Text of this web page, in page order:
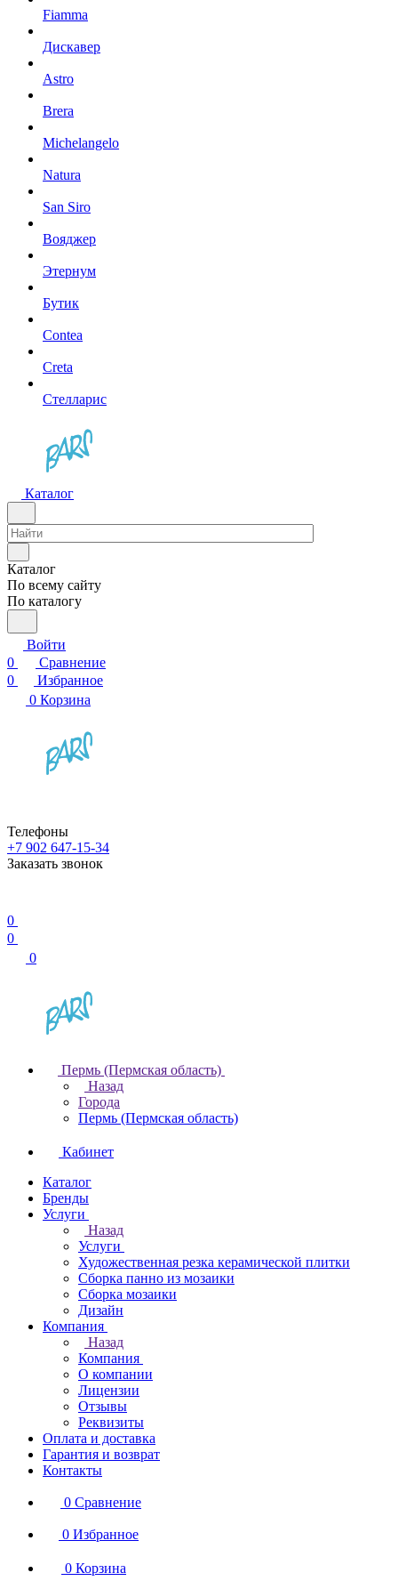
Fiamma
Дискавер
Astro
Brera
Michelangelo
Natura
San Siro
Вояджер
Этернум
Бутик
Contea
Creta
Стелларис
Каталог
Каталог
По всему сайту
По каталогу
Войти
0
Сравнение
0
Избранное
0 Корзина
Телефоны
+7 902 647-15-34
Заказать звонок
0
0
0
Пермь (Пермская область)
Назад
Города
Пермь (Пермская область)
Кабинет
Каталог
Бренды
Услуги
Назад
Услуги
Художественная резка керамической плитки
Сборка панно из мозаики
Сборка мозаики
Дизайн
Компания
Назад
Компания
О компании
Лицензии
Отзывы
Реквизиты
Оплата и доставка
Гарантия и возврат
Контакты
0 Сравнение
0 Избранное
0 Корзина